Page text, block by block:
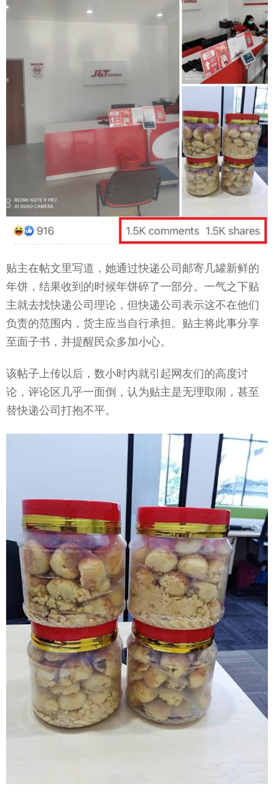
贴主在帖文里写道，她通过快递公司邮寄几罐新鲜的
年饼，结果收到的时候年饼碎了一部分。一气之下贴
主就去找快递公司理论，但快递公司表示这不在他们
负责的范围内，货主应当自行承担。贴主将此事分享
至面子书，并提醒民众多加小心。
该帖子上传以后，数小时内就引起网友们的高度讨
论，评论区几乎一面倒，认为贴主是无理取闹，甚至
替快递公司打抱不平。